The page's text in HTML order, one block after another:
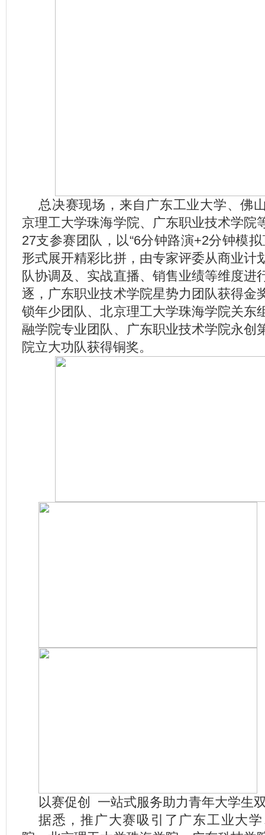
总决赛现场，来自广东工业大学、佛
京理工大学珠海学院、广东职业技术学院
27支参赛团队，以“6分钟路演+2分钟模
形式展开精彩比拼，由专家评委从商业计
队协调及、实战直播、销售业绩等维度进
逐，广东职业技术学院星势力团队获得金
锁年少团队、北京理工大学珠海学院关东
融学院专业团队、广东职业技术学院永创
院立大功队获得铜奖。
以赛促创 一站式服务助力青年大学生
据悉，推广大赛吸引了广东工业大